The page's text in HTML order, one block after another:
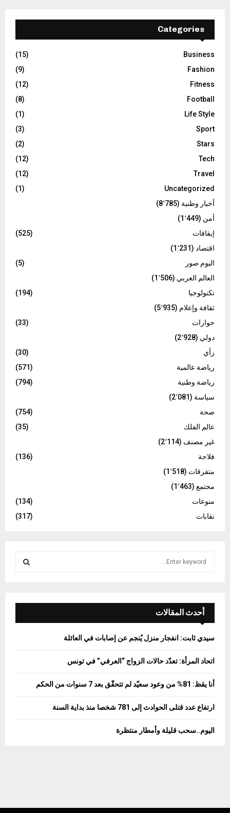
Categories
Business
(15)
Fashion
(9)
Fitness
(12)
Football
(8)
Life Style
(1)
Sport
(3)
Stars
(2)
Tech
(12)
Travel
(12)
Uncategorized
(1)
أخبار وطنية (8٬785)
أمن (1٬449)
إيقافات
(525)
اقتصاد (1٬231)
البوم صور
(5)
العالم العربي (1٬506)
تكنولوجيا
(194)
ثقافة وإعلام (5٬935)
حوارات
(33)
دولي (2٬928)
رأي
(30)
رياضة عالمية
(571)
رياضة وطنية
(794)
سياسة (2٬081)
صحة
(754)
عالم الفلك
(35)
غير مصنف (2٬114)
فلاحة
(136)
متفرقات (1٬518)
مجتمع (1٬463)
منوعات
(134)
نقابات
(317)
f
r
E
A
أحدث المقالات
سيدي ثابت: انفجار منزل يُنجم عن إصابات في العائلة
اتحاد المرأة: تعدّد حالات الزواج “العرفي” في تونس
أنا يقظ: 81% من وعود سعيّد لم تتحقّق بعد 7 سنوات من الحكم
ارتفاع عدد قتلى الحوادث إلى 781 شخصا منذ بداية السنة
اليوم..سحب قليلة وأمطار منتظرة